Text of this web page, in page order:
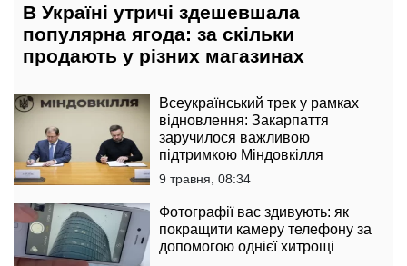
В Україні утричі здешевшала
популярна ягода: за скільки
продають у різних магазинах
Всеукраїнський трек у рамках
відновлення: Закарпаття
заручилося важливою
підтримкою Міндовкілля
9 травня, 08:34
Фотографії вас здивують: як
покращити камеру телефону за
допомогою однієї хитрощі